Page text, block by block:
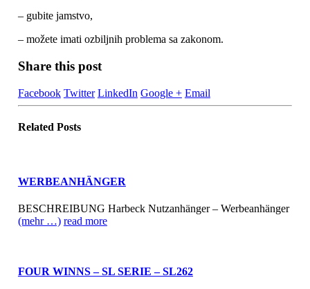
– gubite jamstvo,
– možete imati ozbiljnih problema sa zakonom.
Share this post
Facebook Twitter LinkedIn Google + Email
Related Posts
WERBEANHÄNGER
BESCHREIBUNG Harbeck Nutzanhänger – Werbeanhänger
(mehr …) read more
FOUR WINNS – SL SERIE – SL262